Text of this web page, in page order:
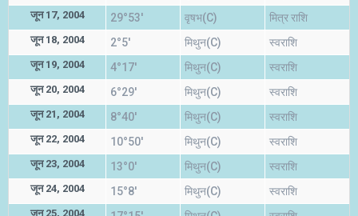
जून 17, 2004 29°53' वृषभ(C) मित्र राशि
जून 18, 2004 2°5' मिथुन(C) स्वराशि
जून 19, 2004 4°17' मिथुन(C) स्वराशि
जून 20, 2004 6°29' मिथुन(C) स्वराशि
जून 21, 2004 8°40' मिथुन(C) स्वराशि
जून 22, 2004 10°50' मिथुन(C) स्वराशि
जून 23, 2004 13°0' मिथुन(C) स्वराशि
जून 24, 2004 15°8' मिथुन(C) स्वराशि
जून 25, 2004